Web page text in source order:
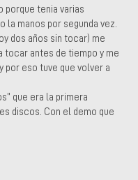
porque tenia varias
la manos por segunda vez.
dos años sin tocar) me
tocar antes de tiempo y me
por eso tuve que volver a
que era la primera
discos. Con el demo que